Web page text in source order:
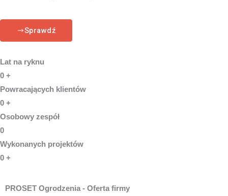
Sprawdź
Lat na ryknu
0 +
Powracających klientów
0 +
Osobowy zespół
0
Wykonanych projektów
0 +
PROSET Ogrodzenia - Oferta firmy